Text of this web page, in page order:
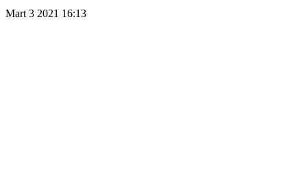
Mart 3 2021 16:13